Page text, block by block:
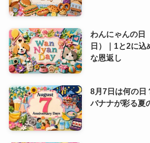
わんにゃんの日
日）｜1と2に込
な恩返し
8月7日は何の日
バナナが彩る夏